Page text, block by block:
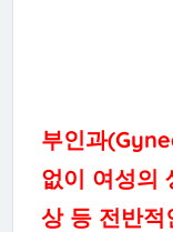
부인과
없이 여성의
상 등 전반적